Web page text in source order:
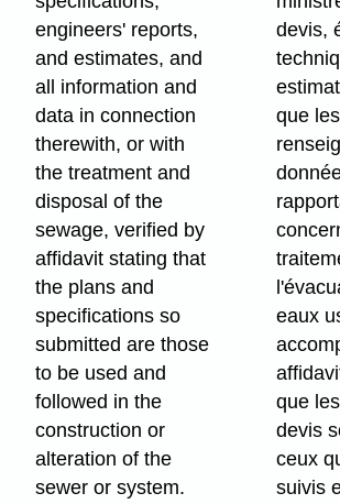
engineers' reports,
and estimates, and
all information and
data in connection
therewith, or with
the treatment and
disposal of the
sewage, verified by
affidavit stating that
the plans and
specifications so
submitted are those
to be used and
followed in the
construction or
alteration of the
sewer or system.
devis,
que les
eaux
que
devis
ceux
suivis